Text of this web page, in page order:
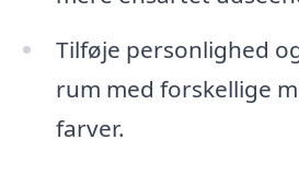
Tilføje personlighed
rum med forskellige
farver.